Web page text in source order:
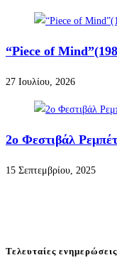
“Piece of
27 Ιουλίου, 2026
2ο Φεστιβάλ
15 Σεπτεμβρίου, 2025
Τελευταίες ενημερώσεις